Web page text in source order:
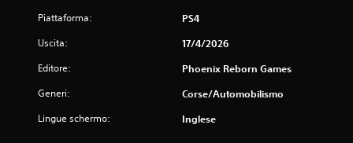
Piattaforma: PS4
Uscita: 17/4/2026
Editore: Phoenix Reborn Games
Generi: Corse/Automobilismo
Lingue schermo: Inglese